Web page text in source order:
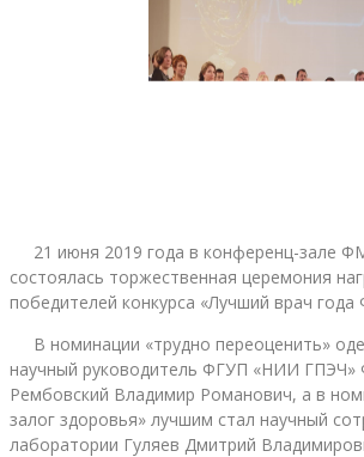
21 июня 2019 года в конференц-зале
состоялась торжественная церемония
победителей конкурса «Лучший врач
В номинации «трудно переоценить»
научный руководитель ФГУП «НИИ
Рембовский Владимир Романович, а в
залог здоровья» лучшим стал научный
лаборатории Гуляев Дмитрий